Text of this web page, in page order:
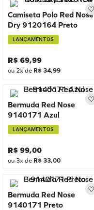
Camiseta Polo Red Nose
Dry 9120164 Preto
LANÇAMENTOS
R$ 69,99
ou 2x de R$ 34,99
Bermuda Red Nose
9140171 Azul
LANÇAMENTOS
R$ 99,00
ou 3x de R$ 33,00
Bermuda Red Nose
9140171 Preto